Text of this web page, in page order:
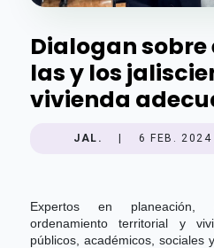
Dialogan sobre
las y los
vivienda
JAL. 6 FEB. 2024
Expertos en planeación,
ordenamiento territorial y
públicos, académicos, sociales